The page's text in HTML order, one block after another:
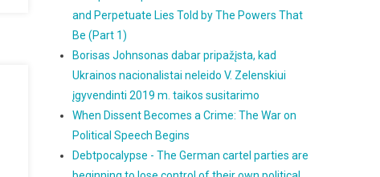
and Perpetuate Lies Told by The Powers That
Be (Part 1)
Borisas Johnsonas dabar pripažįsta, kad
Ukrainos nacionalistai neleido V. Zelenskiui
įgyvendinti 2019 m. taikos susitarimo
When Dissent Becomes a Crime: The War on
Political Speech Begins
Debtpocalypse - The German cartel parties are